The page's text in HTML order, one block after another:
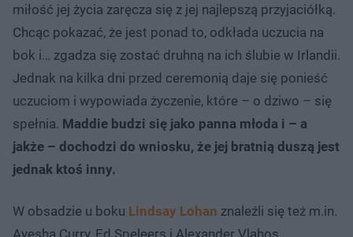
miłość jej życia zaręcza się z jej najlepszą przyjaciółką.
Chcąc pokazać, że jest ponad to, odkłada uczucia na
bok i… zgadza się zostać druhną na ich ślubie w Irlandii.
Jednak na kilka dni przed ceremonią daje się ponieść
uczuciom i wypowiada życzenie, które – o dziwo – się
spełnia. Maddie budzi się jako panna młoda i – a
jakże – dochodzi do wniosku, że jej bratnią duszą jest
jednak ktoś inny.
W obsadzie u boku Lindsay Lohan znaleźli się też m.in.
Ayesha Curry, Ed Speleers i Alexander Vlahos.